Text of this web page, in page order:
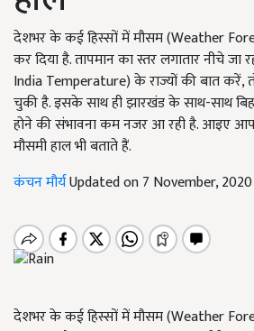
देशभर के कई हिस्सों में मौसम (Weather
कर दिया है. तापमान का स्तर लगातार नीचे जा
India Temperature) के राज्यों की बात
चुकी है. इसके साथ ही झारखंड के साथ-साथ
होने की संभावना कम नजर आ रही है. आइए
मौसमी हाल भी बताते हैं.
कंचन मौर्यUpdated on 7 November,
देशभर के कई हिस्सों में मौसम (Weather